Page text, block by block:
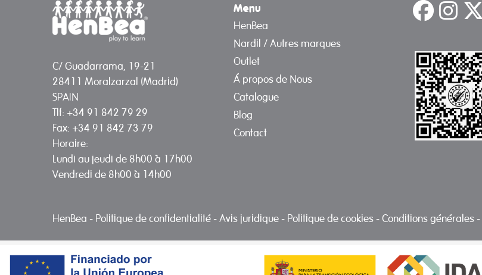
C/ Guadarrama, 19-21
28411 Moralzarzal (Madrid)
SPAIN
Tlf: +34 91 842 79 29
Fax: +34 91 842 73 79
Horaire:
Lundi au jeudi de 8h00 à 17h00
Vendredi de 8h00 à 14h00
Menu
HenBea
Nardil / Autres marques
Outlet
Á propos de Nous
Catalogue
Blog
Contact
HenBea - Politique de confidentialité -Avis juridique - Politique de cookies -Conditions générales -